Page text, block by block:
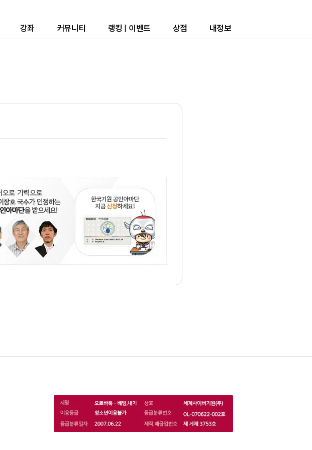
강좌 커뮤니티 랭킹 | 이벤트 상점 내정보